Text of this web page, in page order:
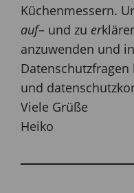
Küchenmessern.
auf– und zu er
anzuwenden und
und
Viele Grüße
Heiko